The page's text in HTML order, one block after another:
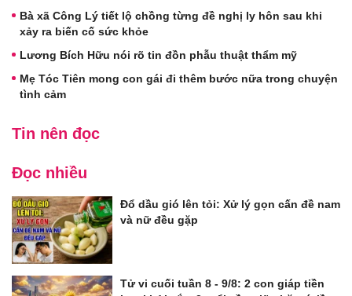
Bà xã Công Lý tiết lộ chồng từng đề nghị ly hôn sau khi
xảy ra biến cố sức khỏe
Lương Bích Hữu nói rõ tin đồn phẫu thuật thẩm mỹ
Mẹ Tóc Tiên mong con gái đi thêm bước nữa trong chuyện
tình cảm
Tin nên đọc
Đọc nhiều
Đổ dầu gió lên tỏi: Xử lý gọn cấn đề nam
và nữ đều gặp
Tử vi cuối tuần 8 - 9/8: 2 con giáp tiền